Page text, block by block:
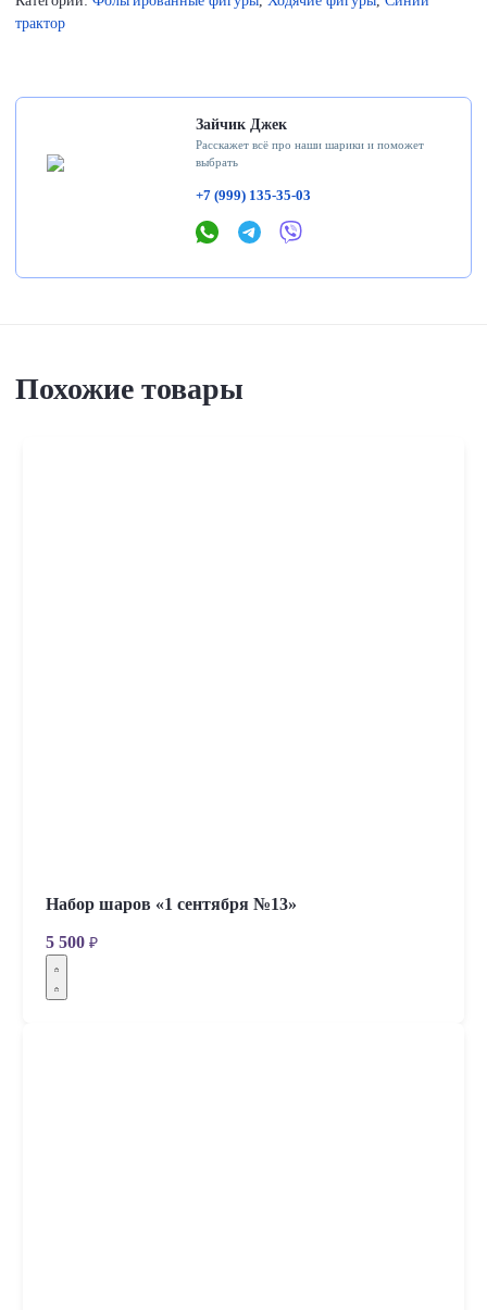
трактор
Зайчик Джек
Расскажет всё про наши шарики и поможет
выбрать
+7 (999) 135-35-03
Похожие товары
Набор шаров «1 сентября №13»
5 500 ₽